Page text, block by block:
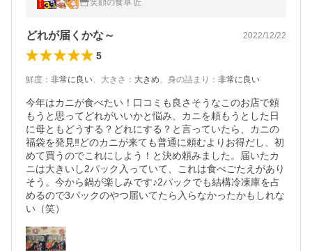
5種からお届け
笑顔の食卓 匠
どれが届くかな～ 2022/12/22
5
鮮度 ： 非常に良い、 大きさ ： 大きめ、 身の詰まり ： 非常に良い
今年はカニが食べたい！口コミも良さそうなこのお店で頼
もうと思ってどれがいいかと悩み、カニを頼もうとした日
に母ともどうする？どれにする？と言っていたら、カニの
福袋を発見‼どのカニが来ても普通に頼むよりお得だし、初
めて買うのでこれにしよう！と決め頼みました。届いたカ
ニは大きいし2パック入っていて、これは食べごたえがあり
そう。今から鍋が楽しみです♪2パックでも結構冷凍庫を占
めるので3パックのやつ届いてたら入らなかったかもしれな
い（笑）